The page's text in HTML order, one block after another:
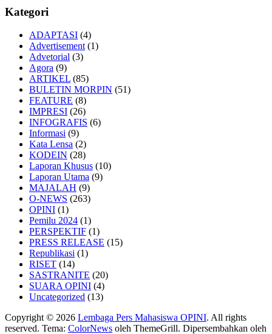
Kategori
ADAPTASI (4)
Advertisement (1)
Advetorial (3)
Agora (9)
ARTIKEL (85)
BULETIN MORPIN (51)
FEATURE (8)
IMPRESI (26)
INFOGRAFIS (6)
Informasi (9)
Kata Lensa (2)
KODEIN (28)
Laporan Khusus (10)
Laporan Utama (9)
MAJALAH (9)
O-NEWS (263)
OPINI (1)
Pemilu 2024 (1)
PERSPEKTIF (1)
PRESS RELEASE (15)
Republikasi (1)
RISET (14)
SASTRANITE (20)
SUARA OPINI (4)
Uncategorized (13)
Copyright © 2026 Lembaga Pers Mahasiswa OPINI. All rights
reserved. Tema: ColorNews oleh ThemeGrill. Dipersembahkan oleh